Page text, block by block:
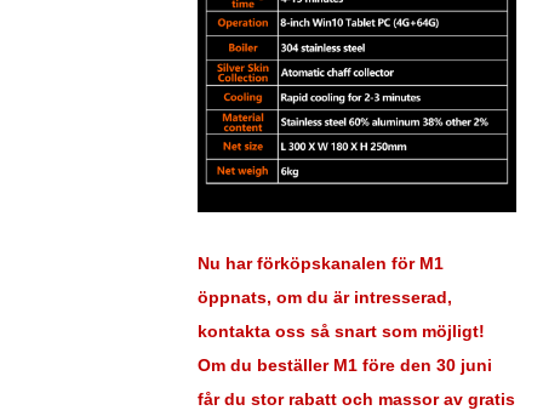
Nu har förköpskanalen för M1
öppnats, om du är intresserad,
kontakta oss så snart som möjligt!
Om du beställer M1 före den 30 juni
får du stor rabatt och massor av gratis